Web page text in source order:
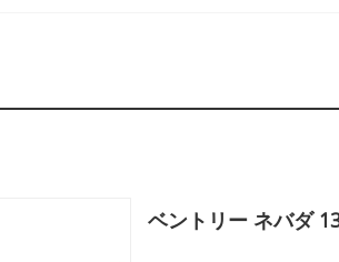
ベントリー ネバダ